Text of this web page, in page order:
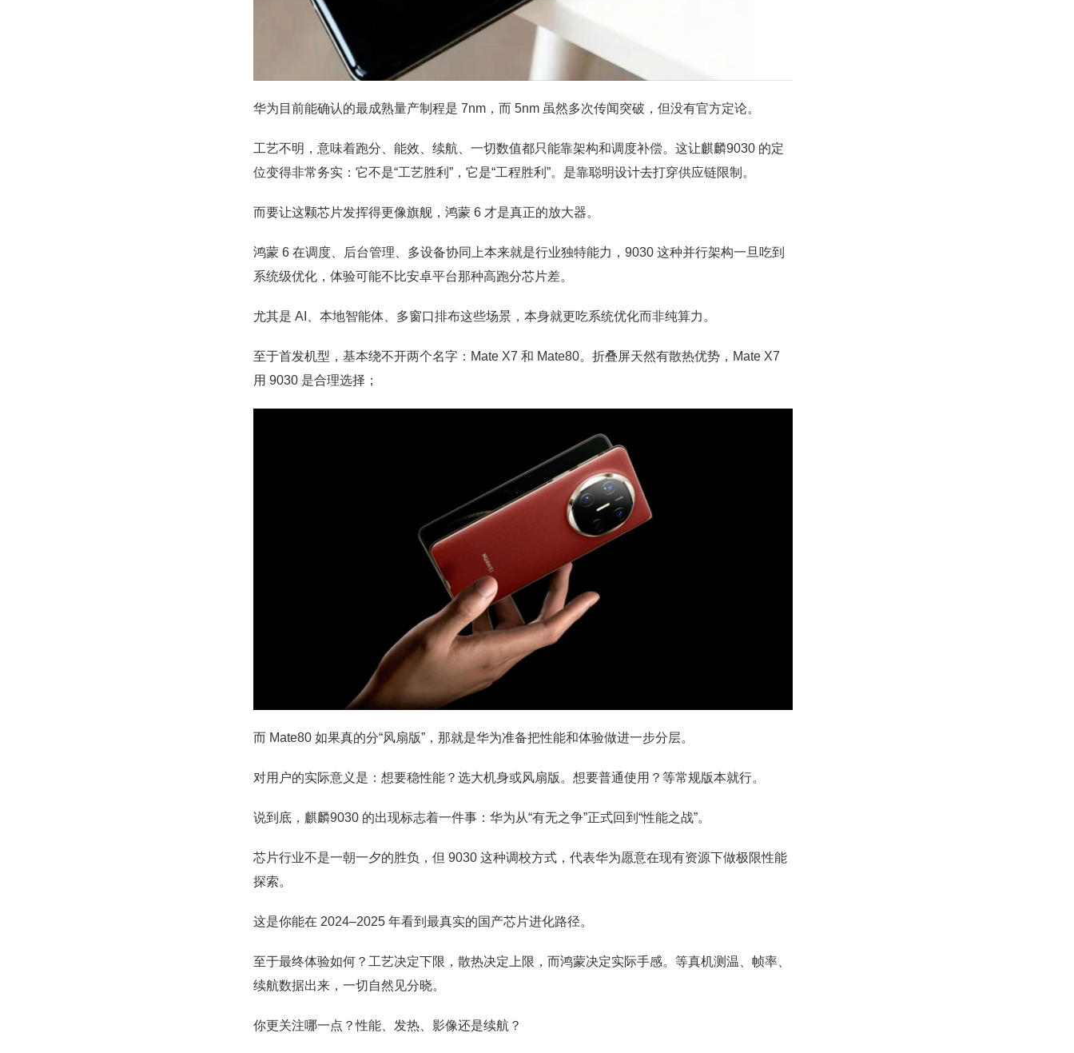
华为目前能确认的最成熟量产制程是 7nm，而 5nm 虽然多次传闻突破，但没有官方定论。
工艺不明，意味着跑分、能效、续航、一切数值都只能靠架构和调度补偿。这让麒麟9030 的定
位变得非常务实：它不是“工艺胜利”，它是“工程胜利”。是靠聪明设计去打穿供应链限制。
而要让这颗芯片发挥得更像旗舰，鸿蒙 6 才是真正的放大器。
鸿蒙 6 在调度、后台管理、多设备协同上本来就是行业独特能力，9030 这种并行架构一旦吃到
系统级优化，体验可能不比安卓平台那种高跑分芯片差。
尤其是 AI、本地智能体、多窗口排布这些场景，本身就更吃系统优化而非纯算力。
至于首发机型，基本绕不开两个名字：Mate X7 和 Mate80。折叠屏天然有散热优势，Mate X7
用 9030 是合理选择；
而 Mate80 如果真的分“风扇版”，那就是华为准备把性能和体验做进一步分层。
对用户的实际意义是：想要稳性能？选大机身或风扇版。想要普通使用？等常规版本就行。
说到底，麒麟9030 的出现标志着一件事：华为从“有无之争”正式回到“性能之战”。
芯片行业不是一朝一夕的胜负，但 9030 这种调校方式，代表华为愿意在现有资源下做极限性能
探索。
这是你能在 2024–2025 年看到最真实的国产芯片进化路径。
至于最终体验如何？工艺决定下限，散热决定上限，而鸿蒙决定实际手感。等真机测温、帧率、
续航数据出来，一切自然见分晓。
你更关注哪一点？性能、发热、影像还是续航？